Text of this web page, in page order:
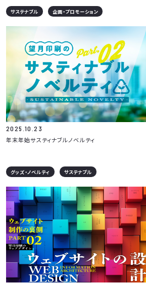
サステナブル 企画・プロモーション
2025.10.23
年末年始サスティナブルノベルティ
グッズ・ノベルティ サステナブル